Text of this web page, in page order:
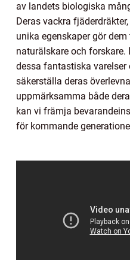
av landets biologiska
Deras vackra
unika egenskaper gör
naturälskare och
dessa fantastiska
säkerställa deras
uppmärksamma både
kan vi främja
för kommande